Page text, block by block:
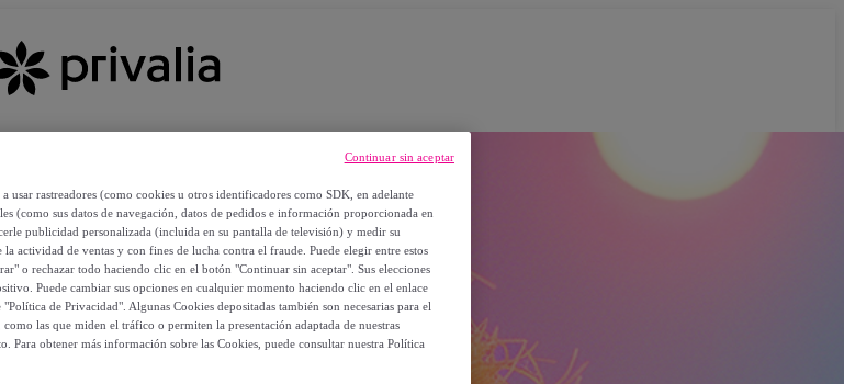
usar rastreadores (como cookies u otros identificadores como SDK, en adelante
(como sus datos de navegación, datos de pedidos e información proporcionada en
publicidad personalizada (incluida en su pantalla de televisión) y medir su
actividad de ventas y con fines de lucha contra el fraude. Puede elegir entre estos
o rechazar todo haciendo clic en el botón "Continuar sin aceptar". Sus elecciones
Puede cambiar sus opciones en cualquier momento haciendo clic en el enlace
de Privacidad". Algunas Cookies depositadas también son necesarias para el
las que miden el tráfico o permiten la presentación adaptada de nuestras
Para obtener más información sobre las Cookies, puede consultar nuestra Política
Continuar sin aceptar